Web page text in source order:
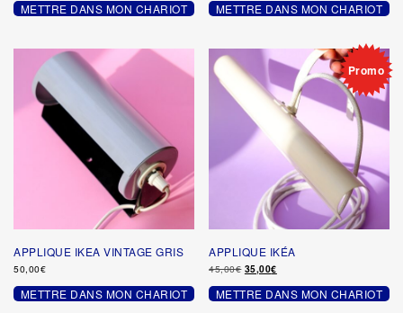
initial
était :
actuel
est :
METTRE DANS MON CHARIOT METTRE DANS MON CHARIOT
APPLIQUE IKEA VINTAGE GRIS
50,00€
METTRE DANS MON CHARIOT
Promo
APPLIQUE IKÉA
45,00€ Le
initial
était :
35,00€Le
actuel
est :
METTRE DANS MON CHARIOT